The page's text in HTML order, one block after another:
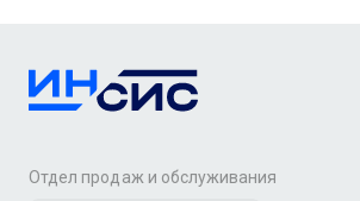
Отдел продаж и обслуживания